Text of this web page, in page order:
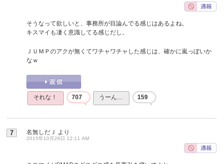
そうなって欲しいと、事務所が目論んでる感じはあるよね。
キスマイも凄く意識してる感じだし。
ＪＵＭＰのアクが無くてワチャワチャした感じは、確かに嵐っぽいか
なｗ
それな！ 707 うーん… 159
7 名無しだＪ より
2015年10月26日 12:11 AM